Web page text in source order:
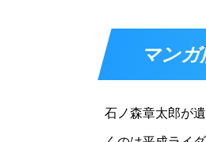
マン
石ノ森章太郎が